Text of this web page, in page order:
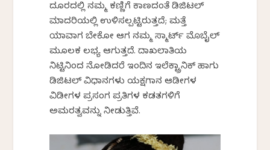
ದೂರದಲ್ಲಿ ನಮ್ಮ ಕಣ್ಣಿಗೆ ಕಾಣದಂತೆ ಡಿಜಿಟಲ್
ಮಾದರಿಯಲ್ಲಿ ಉಳಿಸಲ್ಪಟ್ಟಿರುತ್ತದೆ; ಮತ್ತೆ
ಯಾವಾಗ ಬೇಕೋ ಆಗ ನಮ್ಮ ಸ್ಮಾರ್ಟ್ ಮೊಬೈಲ್
ಮೂಲಕ ಲಭ್ಯ ಆಗುತ್ತದೆ. ದಾಖಲಾತಿಯ
ನಿಟ್ಟಿನಿಂದ ನೋಡಿದರೆ ಇಂದಿನ ಇಲೆಕ್ಟ್ರಾನಿಕ್ ಹಾಗು
ಡಿಜಿಟಲ್ ವಿಧಾನಗಳು ಯಕ್ಷಗಾನ ಆಡಿಯೋಗಳ
ವಿಡಿಯೋಗಳ ಪ್ರಸಂಗ ಪ್ರತಿಗಳ ಕಡತಗಳಿಗೆ
ಅಮರತ್ವವನ್ನು ನೀಡುತ್ತಿವೆ.